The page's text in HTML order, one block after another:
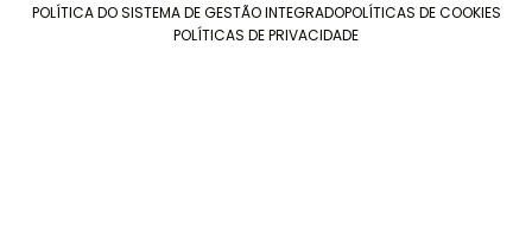
POLÍTICA DO SISTEMA DE GESTÃO INTEGRADOPOLÍTICAS DE COOKIES
POLÍTICAS DE PRIVACIDADE